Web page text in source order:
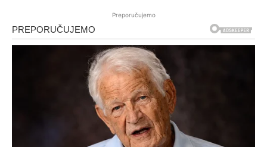
Preporučujemo